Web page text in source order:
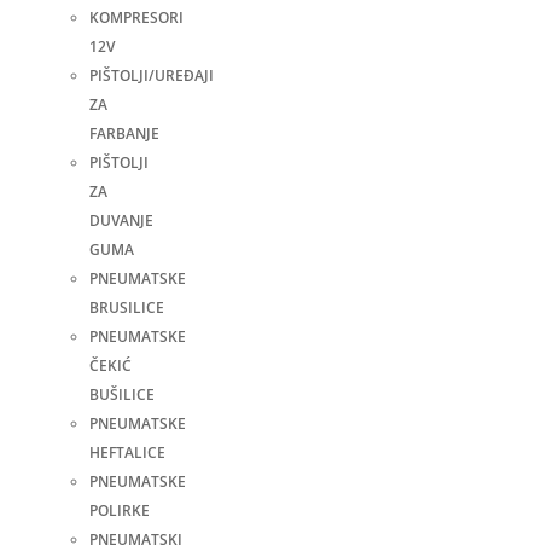
KOMPRESORI
12V
PIŠTOLJI/UREĐAJI
ZA
FARBANJE
PIŠTOLJI
ZA
DUVANJE
GUMA
PNEUMATSKE
BRUSILICE
PNEUMATSKE
ČEKIĆ
BUŠILICE
PNEUMATSKE
HEFTALICE
PNEUMATSKE
POLIRKE
PNEUMATSKI